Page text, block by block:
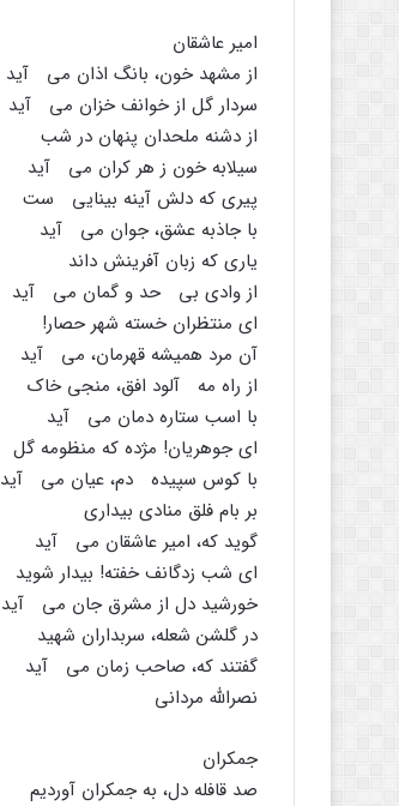
امیر عاشقان
از مشهد خون، بانگ اذان مى آید
سردار گل از خوانف خزان مى آید
از دشنه ملحدان پنهان در شب
سیلابه خون ز هر کران مى آید
پیرى که دلش آینه بینایى ست
با جاذبه عشق، جوان مى آید
یارى که زبان آفرینش داند
از وادى بى حد و گمان مى آید
اى منتظران خسته شهر حصار!
آن مرد همیشه قهرمان، مى آید
از راه مه آلود افق، منجى خاک
با اسب ستاره دمان مى آید
اى جوهریان! مژده که منظومه گل
با کوس سپیده دم، عیان مى آید
بر بام فلق منادى بیدارى
گوید که، امیر عاشقان مى آید
اى شب زدگانف خفته! بیدار شوید
خورشید دل از مشرق جان مى آید
در گلشن شعله، سربداران شهید
گفتند که، صاحب زمان مى آید
نصراللَّه مردانى
جمکران
صد قافله دل، به جمکران آوردیم